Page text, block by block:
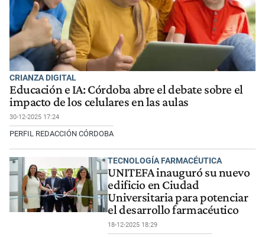
CRIANZA DIGITAL
Educación e IA: Córdoba abre el debate sobre el
impacto de los celulares en las aulas
30-12-2025 17:24
PERFIL REDACCIÓN CÓRDOBA
TECNOLOGÍA FARMACÉUTICA
UNITEFA inauguró su nuevo
edificio en Ciudad
Universitaria para potenciar
el desarrollo farmacéutico
18-12-2025 18:29